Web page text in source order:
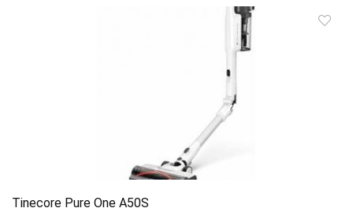
Tinecore Pure One A50S